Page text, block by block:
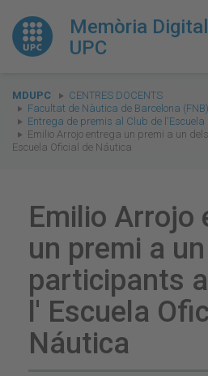
Memòria Digital
UPC
You
are
here:
MDUPC
CENTRES DOCENTS
Facultat de Nàutica de Barcelona (FNB)
Entrega de premis al Club de
Emilio Arrojo entrega un premi a un
Escuela Oficial de Náutica
Emilio Arrojo
un premi a
participants
l' Escuela
Náutica